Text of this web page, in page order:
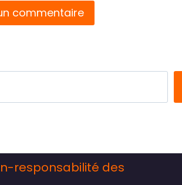
responsabilité des